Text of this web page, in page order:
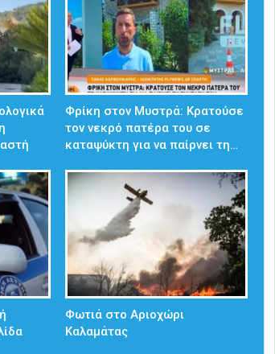
Φρίκη στον Μυστρά: Κρατούσε
τον νεκρό πατέρα του σε
καταψύκτη για να παίρνει τη…
Φωτιά στο Αριοχώρι
Καλαμάτας